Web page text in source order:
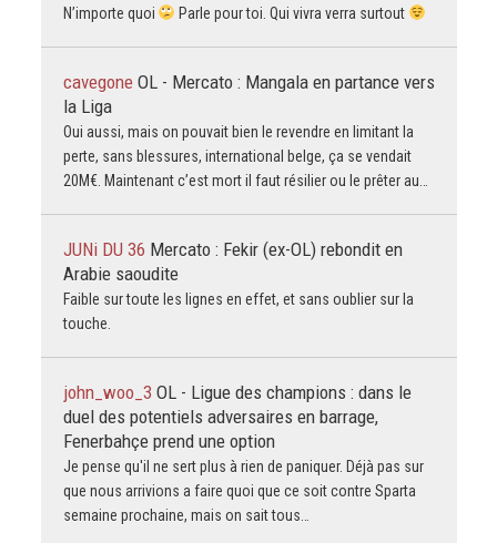
N’importe quoi Parle pour toi. Qui vivra verra surtout
cavegone OL - Mercato : Mangala en partance vers
la Liga
Oui aussi, mais on pouvait bien le revendre en limitant la
perte, sans blessures, international belge, ça se vendait
20M€. Maintenant c’est mort il faut résilier ou le prêter au…
JUNi DU 36 Mercato : Fekir (ex-OL) rebondit en
Arabie saoudite
Faible sur toute les lignes en effet, et sans oublier sur la
touche.
john_woo_3 OL - Ligue des champions : dans le
duel des potentiels adversaires en barrage,
Fenerbahçe prend une option
Je pense qu'il ne sert plus à rien de paniquer. Déjà pas sur
que nous arrivions a faire quoi que ce soit contre Sparta
semaine prochaine, mais on sait tous…